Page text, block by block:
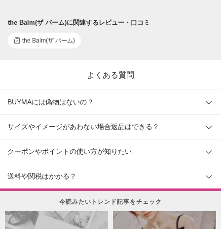
the Balm(ザ バーム)に関連するレビュー・口コミ
the Balm(ザ バーム)
よくある質問
BUYMAには偽物はないの？
サイズやイメージがあわない場合返品はできる？
クーポンやポイントの使い方が知りたい
送料や関税はかかる？
今読みたいトレンド記事をチェック